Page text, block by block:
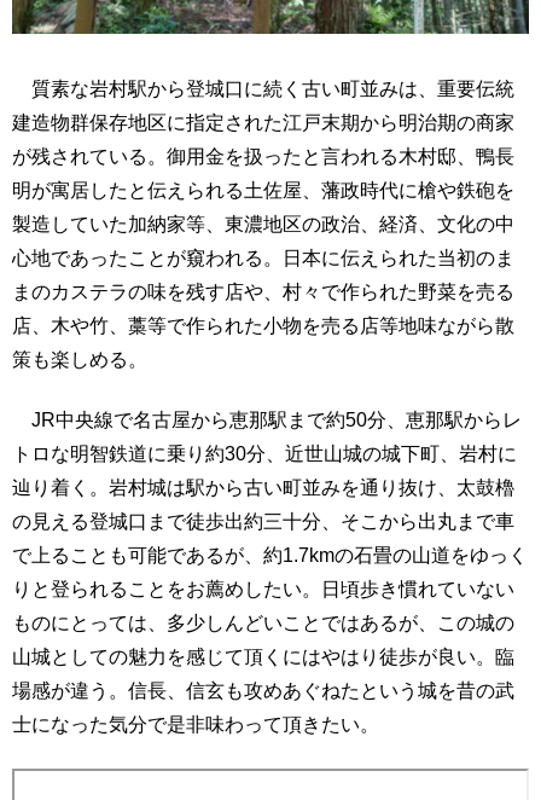
質素な岩村駅から登城口に続く古い町並みは、重要伝統
建造物群保存地区に指定された江戸末期から明治期の商家
が残されている。御用金を扱ったと言われる木村邸、鴨長
明が寓居したと伝えられる土佐屋、藩政時代に槍や鉄砲を
製造していた加納家等、東濃地区の政治、経済、文化の中
心地であったことが窺われる。日本に伝えられた当初のま
まのカステラの味を残す店や、村々で作られた野菜を売る
店、木や竹、藁等で作られた小物を売る店等地味ながら散
策も楽しめる。
JR中央線で名古屋から恵那駅まで約50分、恵那駅からレ
トロな明智鉄道に乗り約30分、近世山城の城下町、岩村に
辿り着く。岩村城は駅から古い町並みを通り抜け、太鼓櫓
の見える登城口まで徒歩出約三十分、そこから出丸まで車
で上ることも可能であるが、約1.7kmの石畳の山道をゆっく
りと登られることをお薦めしたい。日頃歩き慣れていない
ものにとっては、多少しんどいことではあるが、この城の
山城としての魅力を感じて頂くにはやはり徒歩が良い。臨
場感が違う。信長、信玄も攻めあぐねたという城を昔の武
士になった気分で是非味わって頂きたい。